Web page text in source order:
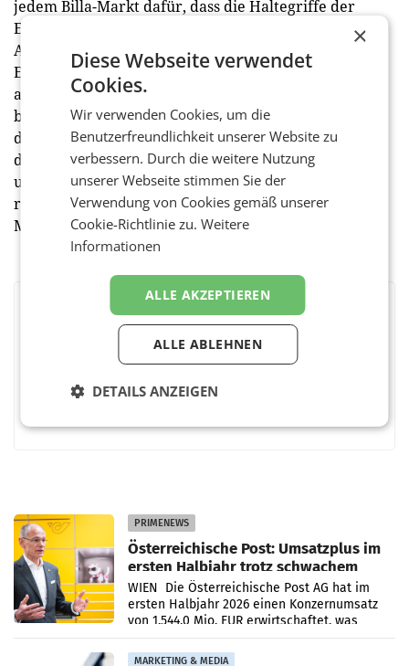
jedem Billa-Markt dafür, dass die Haltegriffe der
Einkaufswagen laufend desinfiziert werden und die
All-in-one-Desinfektionsmittelspender, die im
Eingangsbereich zur Verfügung stehen, stets
ausreichend befüllt sind. Mehrmals täglich macht die
bzw. der Hygienebeauftragte einen Kontrollgang
durch den Markt und überzeugt sich unter anderem,
dass die Waagendisplays und -auflagen in der Obst-
und Gemüseabteilung oder auch der Kassenbereich
regelmäßig gereinigt wurden. Billa sorgt durch diese
Maßnahmen für ein sicheres Einkaufen. (red)
BEWERTEN SIE DIESEN ARTIKEL
PRIMENEWS
Österreichische Post: Umsatzplus im
ersten Halbjahr trotz schwachem
Briefgeschäft
WIEN Die Österreichische Post AG hat im
ersten Halbjahr 2026 einen Konzernumsatz
von 1.544,0 Mio. EUR erwirtschaftet, was
einem Plus von 3,8 Prozent gegenüber dem
Vergleichszeitraum
MARKETING & MEDIA
×
Diese Webseite verwendet
Cookies.
Wir verwenden Cookies, um die
Benutzerfreundlichkeit unserer Website zu
verbessern. Durch die weitere Nutzung
unserer Webseite stimmen Sie der
Verwendung von Cookies gemäß unserer
Cookie-Richtlinie zu.Weitere
Informationen
ALLE AKZEPTIEREN
ALLE ABLEHNEN
DETAILS ANZEIGEN